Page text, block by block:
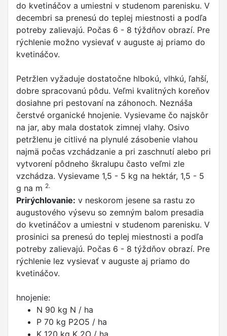
do kvetináčov a umiestni v studenom parenisku. V
decembri sa prenesú do teplej miestnosti a podľa
potreby zalievajú. Počas 6 - 8 týždňov obrazí. Pre
rýchlenie možno vysievať v auguste aj priamo do
kvetináčov.
Petržlen vyžaduje dostatočne hlbokú, vlhkú, ľahší,
dobre spracovanú pôdu. Veľmi kvalitných koreňov
dosiahne pri pestovaní na záhonoch. Neznáša
čerstvé organické hnojenie. Vysievame čo najskôr
na jar, aby mala dostatok zimnej vlahy. Osivo
petržlenu je citlivé na plynulé zásobenie vlahou
najmä počas vzchádzanie a pri zaschnutí alebo pri
vytvorení pôdneho škralupu často veľmi zle
vzchádza. Vysievame 1,5 - 5 kg na hektár, 1,5 - 5
g na m 2.
Prirýchlovanie: v neskorom jesene sa rastu zo
augustového výsevu so zemným balom presadia
do kvetináčov a umiestni v studenom parenisku. V
prosinici sa prenesú do teplej miestnosti a podľa
potreby zalievajú. Počas 6 - 8 týždňov obrazí. Pre
rýchlenie lez vysievať v auguste aj priamo do
kvetináčov.
hnojenie:
N 90 kg N / ha
P 70 kg P2O5 / ha
K 120 kg K 2O / ha